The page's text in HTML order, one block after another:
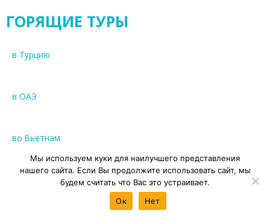
ГОРЯЩИЕ ТУРЫ
в Турцию
в ОАЭ
во Вьетнам
Мы используем куки для наилучшего представления
нашего сайта. Если Вы продолжите использовать сайт, мы
будем считать что Вас это устраивает.
Ок
Нет